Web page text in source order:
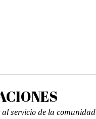
servicio de la comunidad